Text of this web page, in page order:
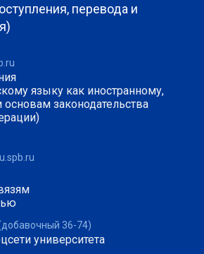
перевода и
языку как иностранному,
основам законодательства
36-74)
университета